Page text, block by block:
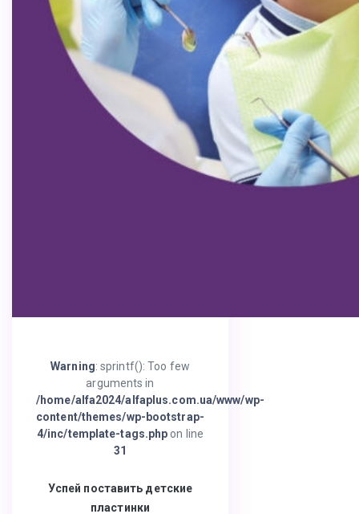
Warning: sprintf(): Too few
arguments in
/home/alfa2024/alfaplus.com.ua/www/wp-
content/themes/wp-bootstrap-
4/inc/template-tags.php on line
31
Успей поставить детские
пластинки